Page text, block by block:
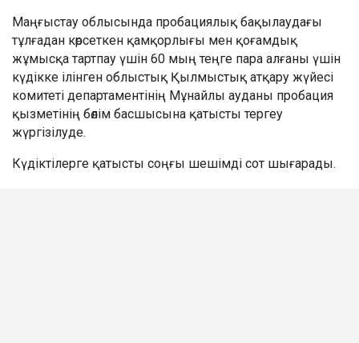
Маңғыстау облысында пробациялық бақылаудағы
тұлғадан көрсеткен қамқорлығы мен қоғамдық
жұмысқа тартпау үшін 60 мың теңге пара алғаны үшін
күдікке ілінген облыстық Қылмыстық атқару жүйесі
комитеті департаментінің Мұнайлы ауданы пробация
қызметінің бөлім басшысына қатысты тергеу
жүргізілуде.
Күдіктілерге қатысты соңғы шешімді сот шығарады.